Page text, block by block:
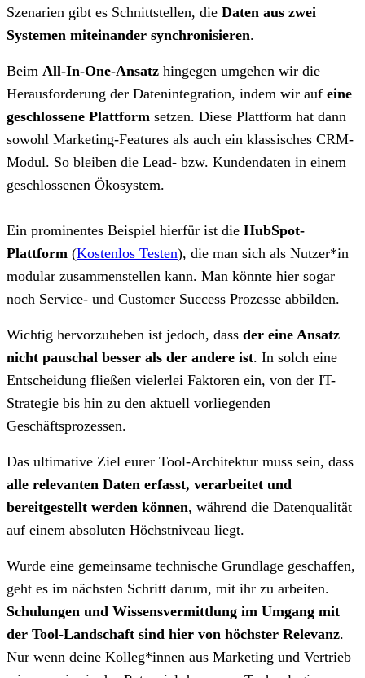
Szenarien gibt es Schnittstellen, die Daten aus zwei
Systemen miteinander synchronisieren.
Beim All-In-One-Ansatz hingegen umgehen wir die
Herausforderung der Datenintegration, indem wir auf eine
geschlossene Plattform setzen. Diese Plattform hat dann
sowohl Marketing-Features als auch ein klassisches CRM-
Modul. So bleiben die Lead- bzw. Kundendaten in einem
geschlossenen Ökosystem.
Ein prominentes Beispiel hierfür ist die HubSpot-
Plattform (Kostenlos Testen), die man sich als Nutzer*in
modular zusammenstellen kann. Man könnte hier sogar
noch Service- und Customer Success Prozesse abbilden.
Wichtig hervorzuheben ist jedoch, dass der eine Ansatz
nicht pauschal besser als der andere ist. In solch eine
Entscheidung fließen vielerlei Faktoren ein, von der IT-
Strategie bis hin zu den aktuell vorliegenden
Geschäftsprozessen.
Das ultimative Ziel eurer Tool-Architektur muss sein, dass
alle relevanten Daten erfasst, verarbeitet und
bereitgestellt werden können, während die Datenqualität
auf einem absoluten Höchstniveau liegt.
Wurde eine gemeinsame technische Grundlage geschaffen,
geht es im nächsten Schritt darum, mit ihr zu arbeiten.
Schulungen und Wissensvermittlung im Umgang mit
der Tool-Landschaft sind hier von höchster Relevanz.
Nur wenn deine Kolleg*innen aus Marketing und Vertrieb